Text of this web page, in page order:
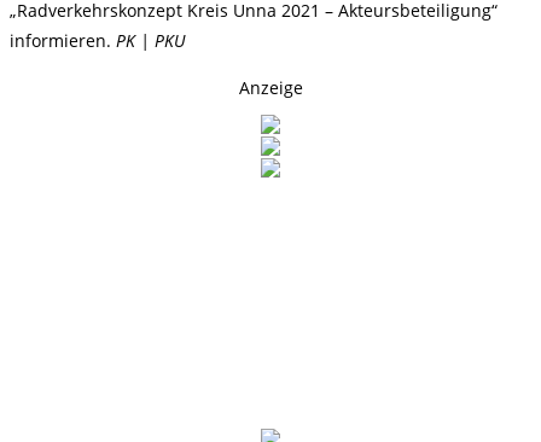
„Radverkehrskonzept Kreis Unna 2021 – Akteursbeteiligung“
informieren. PK | PKU
Anzeige